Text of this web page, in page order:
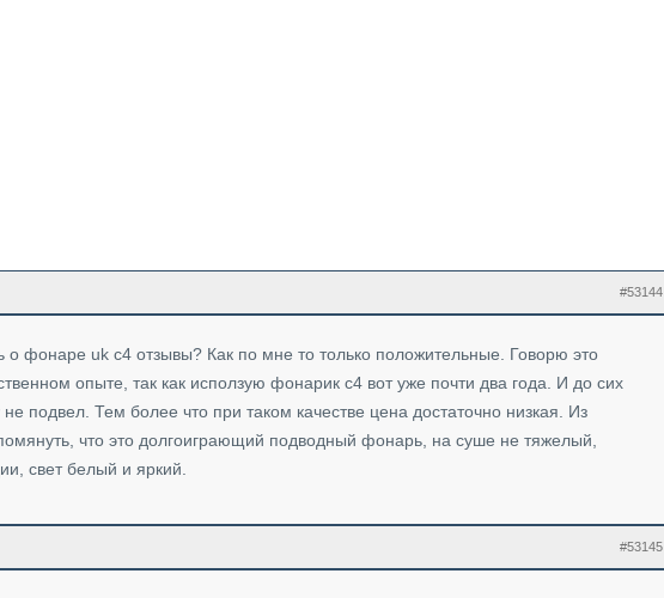
#53144
о фонаре uk c4 отзывы? Как по мне то только положительные. Говорю это
опыте, так как исползую фонарик с4 вот уже почти два года. И до сих
подвел. Тем более что при таком качестве цена достаточно низкая. Из
что это долгоиграющий подводный фонарь, на суше не тяжелый,
свет белый и яркий.
#53145